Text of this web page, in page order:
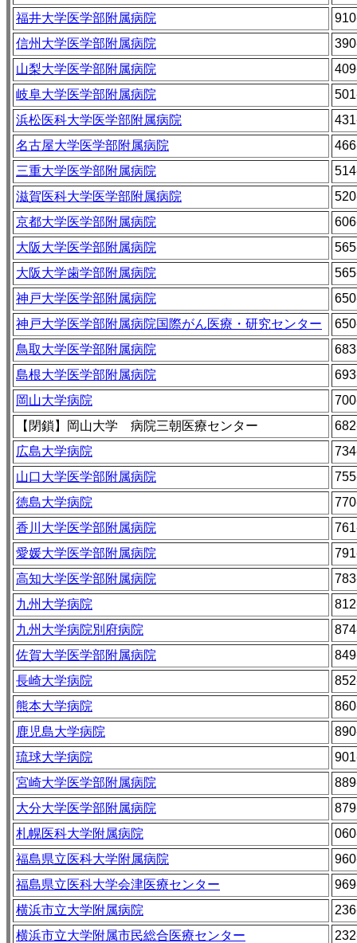
福井大学医学部附属病院
信州大学医学部附属病院
山梨大学医学部附属病院
岐阜大学医学部附属病院
浜松医科大学医学部附属病院
名古屋大学医学部附属病院
三重大学医学部附属病院
滋賀医科大学医学部附属病院
京都大学医学部附属病院
大阪大学医学部附属病院
大阪大学歯学部附属病院
神戸大学医学部附属病院
神戸大学医学部附属病院国際がん医療・研究センター
鳥取大学医学部附属病院
島根大学医学部附属病院
岡山大学病院
【閉鎖】岡山大学 病院三朝医療センター
広島大学病院
山口大学医学部附属病院
徳島大学病院
香川大学医学部附属病院
愛媛大学医学部附属病院
高知大学医学部附属病院
九州大学病院
九州大学病院別府病院
佐賀大学医学部附属病院
長崎大学病院
熊本大学病院
鹿児島大学病院
琉球大学病院
宮崎大学医学部附属病院
大分大学医学部附属病院
札幌医科大学附属病院
福島県立医科大学附属病院
福島県立医科大学会津医療センター
横浜市立大学附属病院
横浜市立大学附属市民総合医療センター